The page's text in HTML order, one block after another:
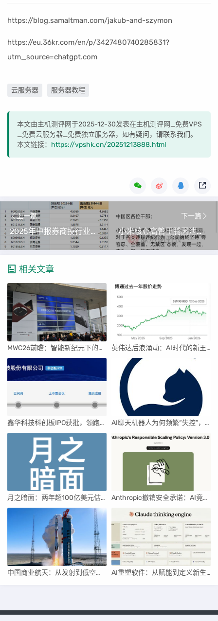
https://blog.samaltman.com/jakub-and-szymon
https://eu.36kr.com/en/p/3427480740285831?
utm_source=chatgpt.com
云服务器 服务器教程
本文由主机测评网于2025-12-30发表在主机测评网_免费VPS
_免费云服务器_免费独立服务器，如有疑问，请联系我们。
本文链接： https://vpshk.cn/20251213888.html
上一篇
2025年中报券商投行业务净收入排名：巨头稳固，黑马逆袭
下一篇
小米核心高管王腾因泄密与利益冲突被辞退，内部纪律严明引行业反思
相关文章
MWC26前瞻：智能新纪元下的科技盛宴 英伟达后浪涌动：AI时代的新王者与隐忧
鑫华科技科创板IPO获批，领跑国内半导体材料市场 AI聊天机器人为何频繁“失控”，背后原因及解决方案解析
月之暗面：两年超100亿美元估值，K2.5引领AI新纪元 Anthropic撤销安全承诺：AI竞赛中的伦理与商业博弈
中国商业航天：从发射到低空经济，全面加速 AI重塑软件：从赋能到定义新生产关系